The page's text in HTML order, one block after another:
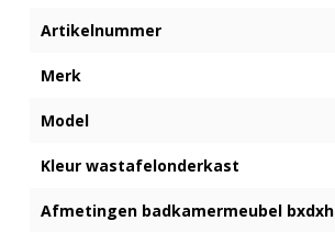
Artikelnummer
Merk
Model
Kleur wastafelonderkast
Afmetingen badkamermeubel bxdxh